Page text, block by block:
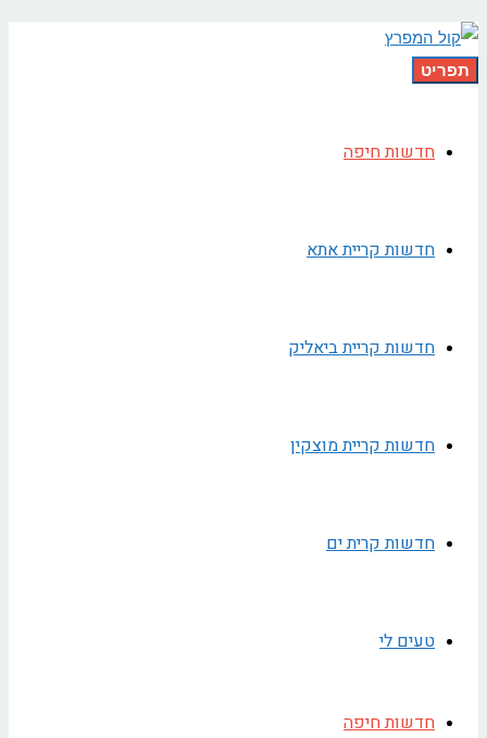
תפריט
חדשות חיפה
חדשות קריית אתא
חדשות קריית ביאליק
חדשות קריית מוצקין
חדשות קרית ים
טעים לי
חדשות חיפה